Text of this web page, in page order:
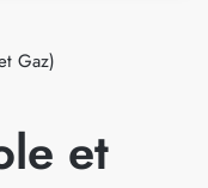
Gaz)
et